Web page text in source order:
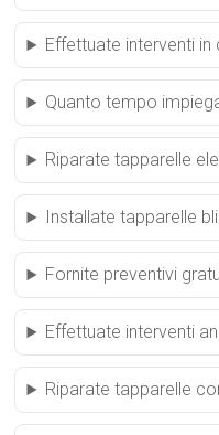
Effettuate interventi
Quanto tempo
Riparate tapparelle
Installate tapparelle
Fornite preventivi
Effettuate interventi
Riparate tapparelle